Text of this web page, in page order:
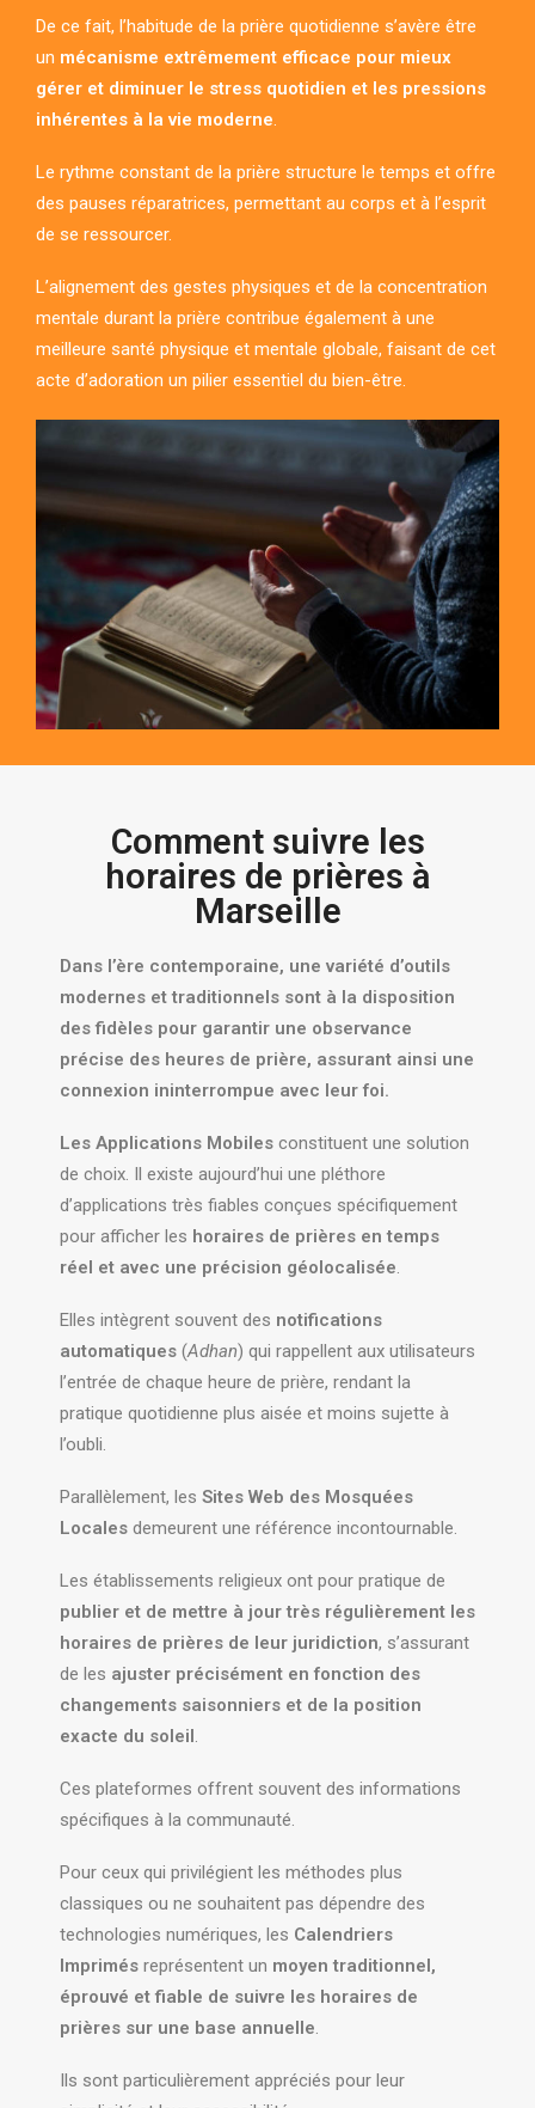
De ce fait, l’habitude de la prière quotidienne s’avère être
un mécanisme extrêmement efficace pour mieux
gérer et diminuer le stress quotidien et les pressions
inhérentes à la vie moderne.
Le rythme constant de la prière structure le temps et offre
des pauses réparatrices, permettant au corps et à l’esprit
de se ressourcer.
L’alignement des gestes physiques et de la concentration
mentale durant la prière contribue également à une
meilleure santé physique et mentale globale, faisant de cet
acte d’adoration un pilier essentiel du bien-être.
Comment suivre les
horaires de prières à
Marseille
Dans l’ère contemporaine, une variété d’outils
modernes et traditionnels sont à la disposition
des fidèles pour garantir une observance
précise des heures de prière, assurant ainsi une
connexion ininterrompue avec leur foi.
Les Applications Mobiles constituent une solution
de choix. Il existe aujourd’hui une pléthore
d’applications très fiables conçues spécifiquement
pour afficher les horaires de prières en temps
réel et avec une précision géolocalisée.
Elles intègrent souvent des notifications
automatiques (Adhan) qui rappellent aux utilisateurs
l’entrée de chaque heure de prière, rendant la
pratique quotidienne plus aisée et moins sujette à
l’oubli.
Parallèlement, les Sites Web des Mosquées
Locales demeurent une référence incontournable.
Les établissements religieux ont pour pratique de
publier et de mettre à jour très régulièrement les
horaires de prières de leur juridiction, s’assurant
de les ajuster précisément en fonction des
changements saisonniers et de la position
exacte du soleil.
Ces plateformes offrent souvent des informations
spécifiques à la communauté.
Pour ceux qui privilégient les méthodes plus
classiques ou ne souhaitent pas dépendre des
technologies numériques, les Calendriers
Imprimés représentent un moyen traditionnel,
éprouvé et fiable de suivre les horaires de
prières sur une base annuelle.
Ils sont particulièrement appréciés pour leur